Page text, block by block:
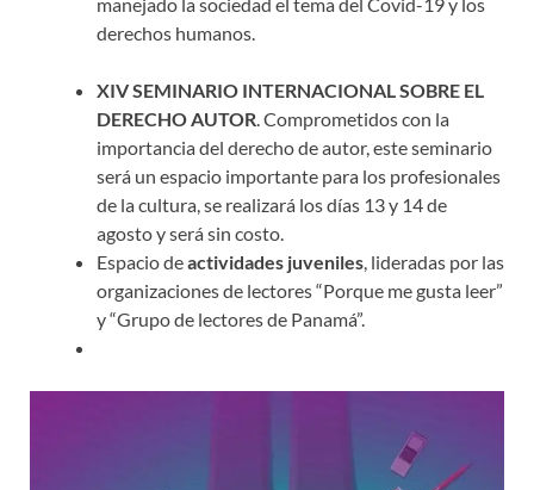
derechos humanos.
XIV SEMINARIO INTERNACIONAL SOBRE EL
DERECHO AUTOR. Comprometidos con la
importancia del derecho de autor, este seminario
será un espacio importante para los profesionales
de la cultura, se realizará los días 13 y 14 de
agosto y será sin costo.
Espacio deactividades juveniles, lideradas por las
organizaciones de lectores “Porque me gusta leer”
y “Grupo de lectores de Panamá”.